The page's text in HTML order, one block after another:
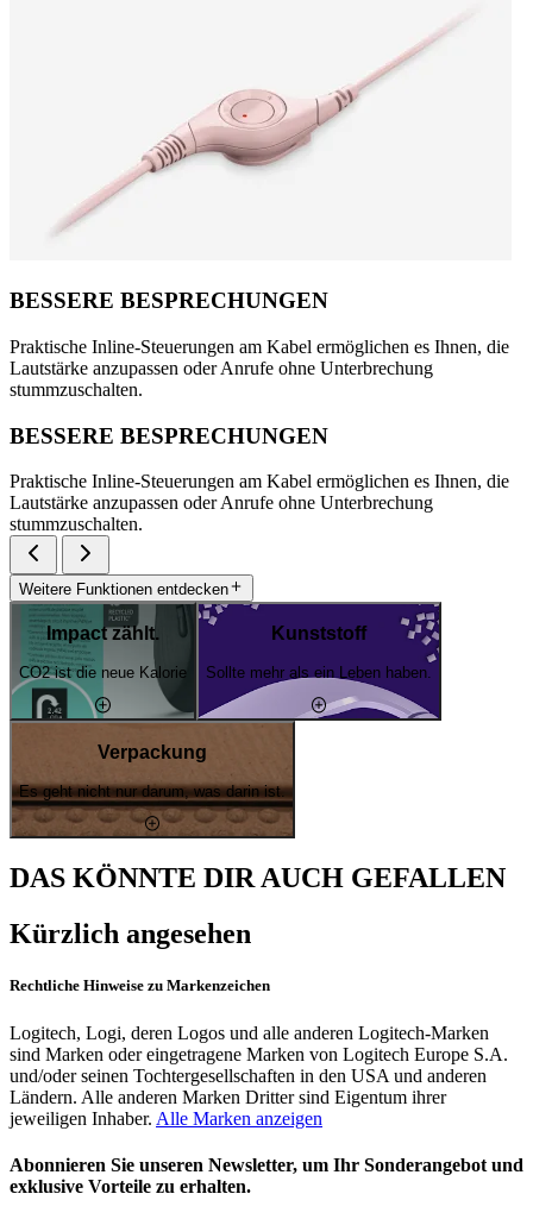
BESSERE BESPRECHUNGEN
Praktische Inline-Steuerungen am Kabel ermöglichen es Ihnen, die
Lautstärke anzupassen oder Anrufe ohne Unterbrechung
stummzuschalten.
BESSERE BESPRECHUNGEN
Praktische Inline-Steuerungen am Kabel ermöglichen es Ihnen, die
Lautstärke anzupassen oder Anrufe ohne Unterbrechung
stummzuschalten.
Weitere Funktionen entdecken
Impact zählt.
CO2 ist die neue Kalorie
Kunststoff
Sollte mehr als ein Leben haben.
Verpackung
Es geht nicht nur darum, was darin ist.
DAS KÖNNTE DIR AUCH GEFALLEN
Kürzlich angesehen
Rechtliche Hinweise zu Markenzeichen
Logitech, Logi, deren Logos und alle anderen Logitech-Marken
sind Marken oder eingetragene Marken von Logitech Europe S.A.
und/oder seinen Tochtergesellschaften in den USA und anderen
Ländern. Alle anderen Marken Dritter sind Eigentum ihrer
jeweiligen Inhaber. Alle Marken anzeigen
Abonnieren Sie unseren Newsletter, um Ihr Sonderangebot und
exklusive Vorteile zu erhalten.